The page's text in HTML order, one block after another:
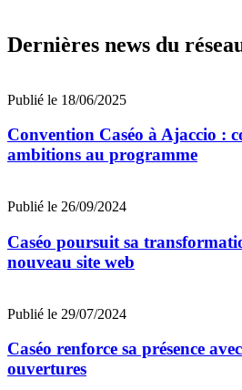
Dernières news du
Publié le 18/06/2025
Convention Caséo à Ajaccio :
ambitions au programme
Publié le 26/09/2024
Caséo poursuit sa
nouveau site web
Publié le 29/07/2024
Caséo renforce sa présence
ouvertures